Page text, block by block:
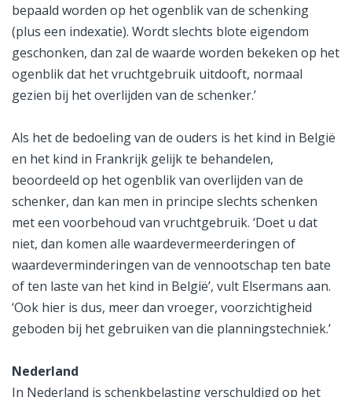
bepaald worden op het ogenblik van de schenking
(plus een indexatie). Wordt slechts blote eigendom
geschonken, dan zal de waarde worden bekeken op het
ogenblik dat het vruchtgebruik uitdooft, normaal
gezien bij het overlijden van de schenker.’
Als het de bedoeling van de ouders is het kind in België
en het kind in Frankrijk gelijk te behandelen,
beoordeeld op het ogenblik van overlijden van de
schenker, dan kan men in principe slechts schenken
met een voorbehoud van vruchtgebruik. ‘Doet u dat
niet, dan komen alle waardevermeerderingen of
waardeverminderingen van de vennootschap ten bate
of ten laste van het kind in België’, vult Elsermans aan.
‘Ook hier is dus, meer dan vroeger, voorzichtigheid
geboden bij het gebruiken van die planningstechniek.’
Nederland
In Nederland is schenkbelasting verschuldigd op het